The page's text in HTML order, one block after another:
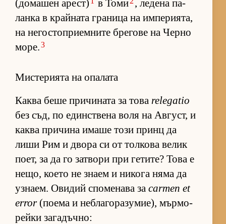
(до­ма­шен арест)
в Томи , ле­дена па­
ланка в край­ната гра­ница на им­пе­ри­я­та,
на не­гос­топ­ри­ем­ните бре­гове на Черно
мо­ре.3
Мистерията на опалата
Каква беше при­чи­ната за това relegatio
без съд, по един­с­т­вена воля на Ав­густ, и
каква при­чина имаше този принц да
лиши Рим и двора си от тол­кова ве­лик
по­ет, за да го зат­вори при ге­ти­те? Това е
не­що, ко­ето не знаем и ни­кога няма да
уз­на­ем. Ови­дий спо­ме­нава за carmen et
error(по­ема и неб­ла­го­ра­зу­ми­е), мър­мо­
рейки за­га­дъч­но: